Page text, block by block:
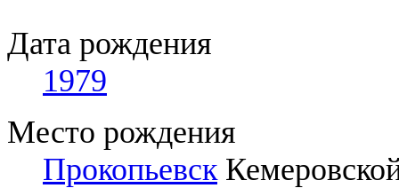
Дата рождения
1979
Место рождения
Прокопьевск